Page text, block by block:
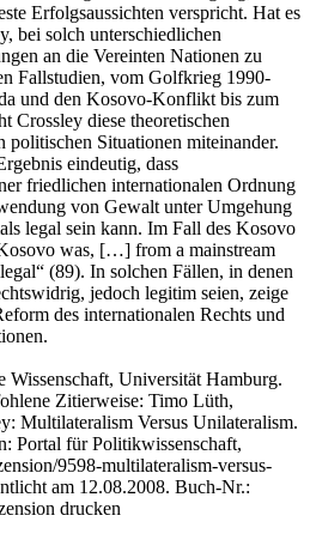
Erfolgsaussichten verspricht. Hat es
bei solch unterschiedlichen
an die Vereinten Nationen zu
Fallstudien, vom Golfkrieg 1990-
und den Kosovo-Konflikt bis zum
Crossley diese theoretischen
Situationen miteinander.
eindeutig, dass
friedlichen internationalen Ordnung
von Gewalt unter Umgehung
legal sein kann. Im Fall des Kosovo
was, […] from a mainstream
(89). In solchen Fällen, in denen
jedoch legitim seien, zeige
des internationalen Rechts und
Wissenschaft, Universität Hamburg.
Zitierweise: Timo Lüth,
: Multilateralism Versus Unilateralism.
Portal für Politikwissenschaft,
9598-multilateralism-versus-
am 12.08.2008. Buch-Nr.:
drucken